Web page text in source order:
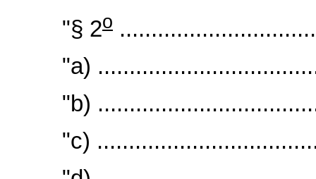
"§ 2o
"a)
"b)
"c)